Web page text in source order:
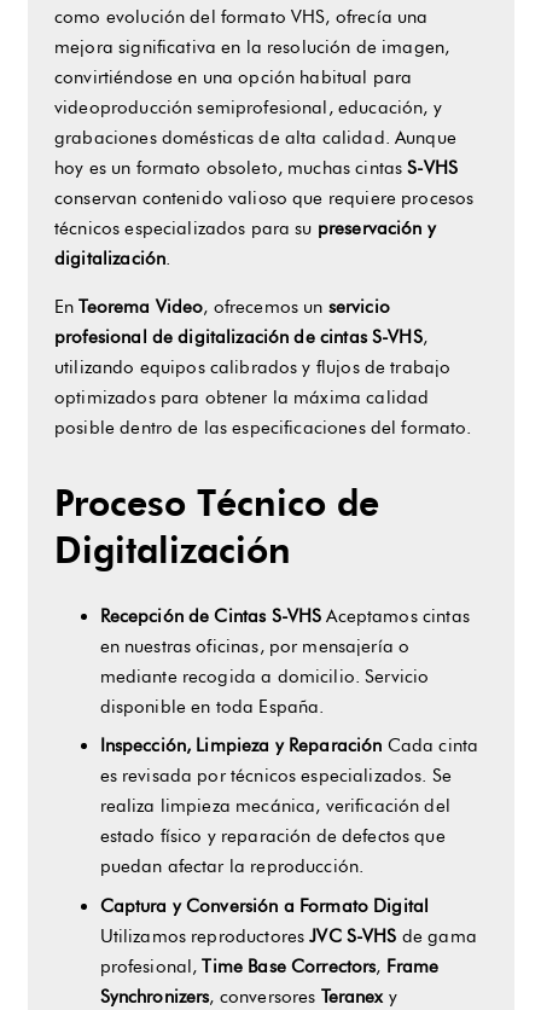
y
ProRes
(SD,
HD,
4K)
cantidad
como evolución del formato VHS, ofrecía una
mejora significativa en la resolución de imagen,
convirtiéndose en una opción habitual para
videoproducción semiprofesional, educación, y
grabaciones domésticas de alta calidad. Aunque
hoy es un formato obsoleto, muchas cintasS-VHS
conservan contenido valioso que requiere procesos
técnicos especializados para su preservación y
digitalización.
EnTeorema Video, ofrecemos un servicio
profesional de digitalización de cintas S-VHS,
utilizando equipos calibrados y flujos de trabajo
optimizados para obtener la máxima calidad
posible dentro de las especificaciones del formato.
Proceso Técnico de
Digitalización
Recepción de Cintas S-VHS Aceptamos cintas
en nuestras oficinas, por mensajería o
mediante recogida a domicilio. Servicio
disponible en toda España.
Inspección, Limpieza y Reparación Cada cinta
es revisada por técnicos especializados. Se
realiza limpieza mecánica, verificación del
estado físico y reparación de defectos que
puedan afectar la reproducción.
Captura y Conversión a Formato Digital
Utilizamos reproductoresJVC S-VHS de gama
profesional,Time Base Correctors, Frame
Synchronizers, conversores Teranexy